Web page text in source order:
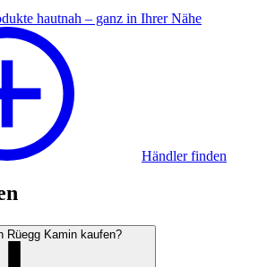
hautnah – ganz in Ihrer Nähe
Händler finden
Rüegg Kamin kaufen?